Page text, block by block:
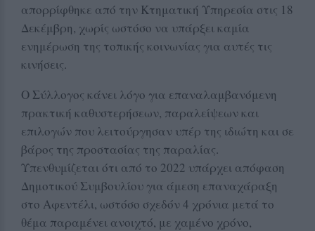
απορρίφθηκε από την Κτηματική Υπηρεσία στις 18
Δεκέμβρη, χωρίς ωστόσο να υπάρξει καμία
ενημέρωση της τοπικής κοινωνίας για αυτές τις
κινήσεις.
Ο Σύλλογος κάνει λόγο για επαναλαμβανόμενη
πρακτική καθυστερήσεων, παραλείψεων και
επιλογών που λειτούργησαν υπέρ της ιδιώτη και σε
βάρος της προστασίας της παραλίας.
Υπενθυμίζεται ότι από το 2022 υπάρχει απόφαση
Δημοτικού Συμβουλίου για άμεση επαναχάραξη
στο Αφεντέλι, ωστόσο σχεδόν 4 χρόνια μετά το
θέμα παραμένει ανοιχτό, με χαμένο χρόνο,